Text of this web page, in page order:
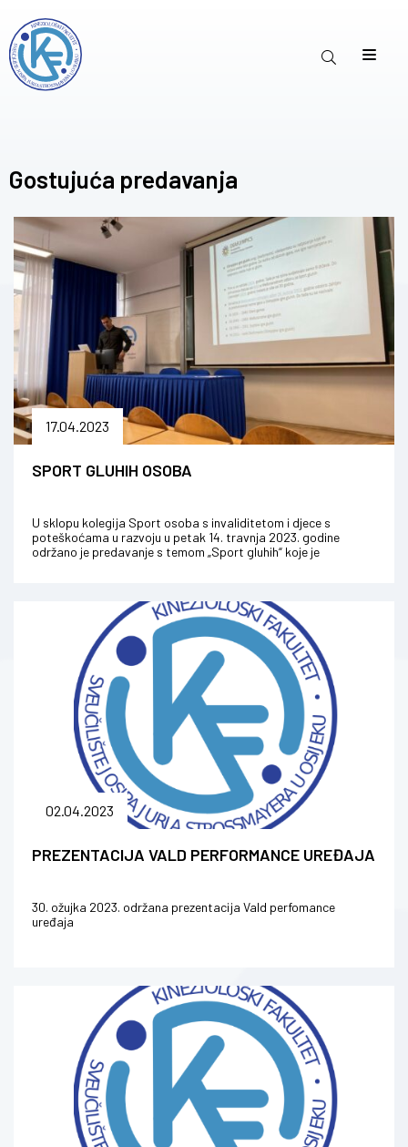
Gostujuća predavanja
17.04.2023
SPORT GLUHIH OSOBA
U sklopu kolegija Sport osoba s invaliditetom i djece s
poteškoćama u razvoju u petak 14. travnja 2023. godine
održano je predavanje s temom „Sport gluhih“ koje je
02.04.2023
PREZENTACIJA VALD PERFORMANCE UREĐAJA
30. ožujka 2023. održana prezentacija Vald perfomance
uređaja